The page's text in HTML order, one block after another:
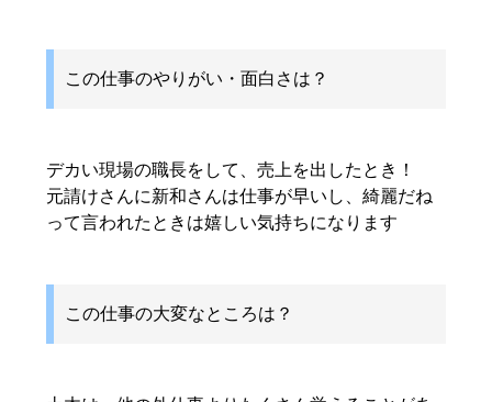
この仕事のやりがい・面白さは？
デカい現場の職長をして、売上を出したとき！
元請けさんに新和さんは仕事が早いし、綺麗だね
って言われたときは嬉しい気持ちになります
この仕事の大変なところは？